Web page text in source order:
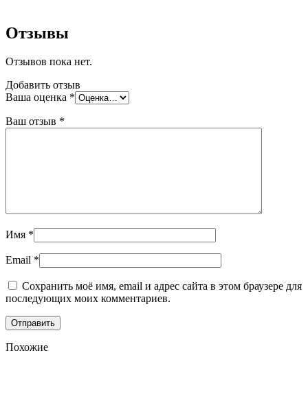
Отзывы
Отзывов пока нет.
Добавить отзыв
Ваша оценка *
Ваш отзыв *
Имя *
Email *
Сохранить моё имя, email и адрес сайта в этом браузере для
последующих моих комментариев.
Похожие